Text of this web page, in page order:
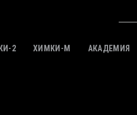
2 ХИМКИ-M АКАДЕМИЯ